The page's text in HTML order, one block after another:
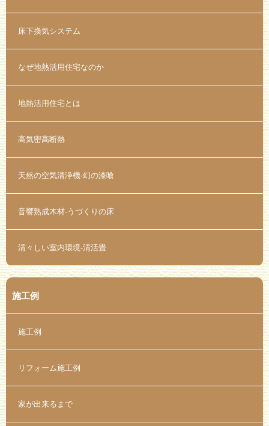
床下換気システム
なぜ地熱活用住宅なのか
地熱活用住宅とは
高気密高断熱
天然の空気清浄機-幻の漆喰
音響熟成木材-うづくりの床
清々しい室内環境-清活畳
施工例
施工例
リフォーム施工例
家が出来るまで